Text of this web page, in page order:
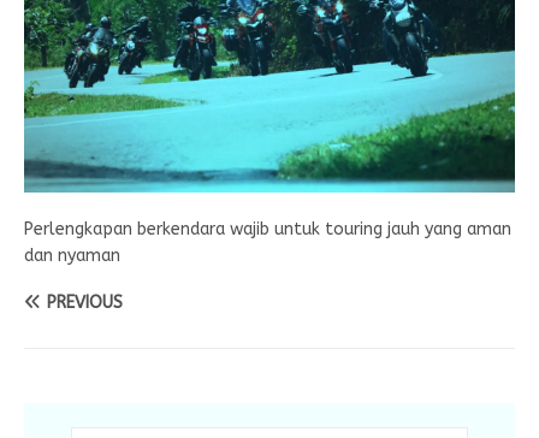
Perlengkapan berkendara wajib untuk touring jauh yang aman
dan nyaman
PREVIOUS